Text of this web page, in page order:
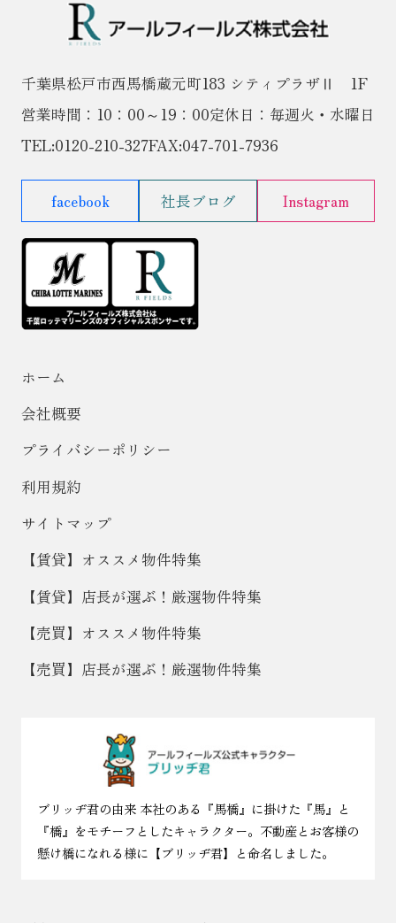
千葉県松戸市西馬橋蔵元町183 シティプラザⅡ 1F
営業時間：10：00～19：00定休日：毎週火・水曜日
TEL:0120-210-327FAX:047-701-7936
facebook 社長ブログ Instagram
ホーム
会社概要
プライバシーポリシー
利用規約
サイトマップ
【賃貸】オススメ物件特集
【賃貸】店長が選ぶ！厳選物件特集
【売買】オススメ物件特集
【売買】店長が選ぶ！厳選物件特集
ブリッヂ君の由来 本社のある『馬橋』に掛けた『馬』と
『橋』をモチーフとしたキャラクター。不動産とお客様の
懸け橋になれる様に【ブリッヂ君】と命名しました。